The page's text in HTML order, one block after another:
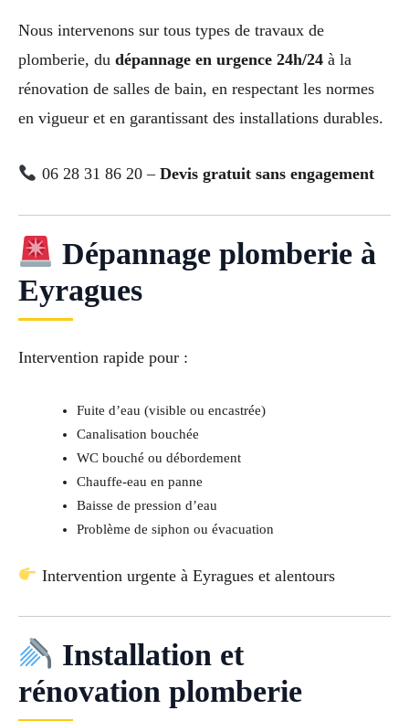
Nous intervenons sur tous types de travaux de
plomberie, du dépannage en urgence 24h/24 à la
rénovation de salles de bain, en respectant les normes
en vigueur et en garantissant des installations durables.
06 28 31 86 20 – Devis gratuit sans engagement
Dépannage plomberie à
Eyragues
Intervention rapide pour :
Fuite d’eau (visible ou encastrée)
Canalisation bouchée
WC bouché ou débordement
Chauffe-eau en panne
Baisse de pression d’eau
Problème de siphon ou évacuation
Intervention urgente à Eyragues et alentours
Installation et
rénovation plomberie